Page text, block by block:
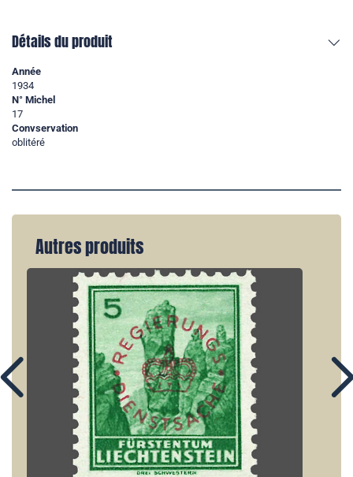
Détails du produit
Année
1934
N° Michel
17
Convservation
oblitéré
Autres produits